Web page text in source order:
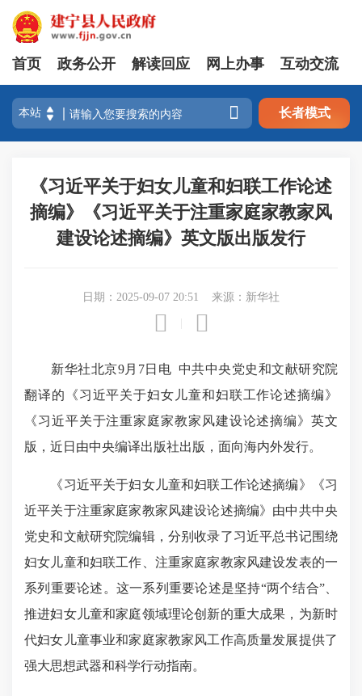
首页 政务公开 解读回应 网上办事 互动交流
 长者模式
《习近平关于妇女儿童和妇联工作论述
摘编》《习近平关于注重家庭家教家风
建设论述摘编》英文版出版发行
日期：2025-09-07 20:51 来源：新华社
 
新华社北京9月7日电 中共中央党史和文献研究院
翻译的《习近平关于妇女儿童和妇联工作论述摘编》
《习近平关于注重家庭家教家风建设论述摘编》英文
版，近日由中央编译出版社出版，面向海内外发行。
《习近平关于妇女儿童和妇联工作论述摘编》《习
近平关于注重家庭家教家风建设论述摘编》由中共中央
党史和文献研究院编辑，分别收录了习近平总书记围绕
妇女儿童和妇联工作、注重家庭家教家风建设发表的一
系列重要论述。这一系列重要论述是坚持“两个结合”、
推进妇女儿童和家庭领域理论创新的重大成果，为新时
代妇女儿童事业和家庭家教家风工作高质量发展提供了
强大思想武器和科学行动指南。